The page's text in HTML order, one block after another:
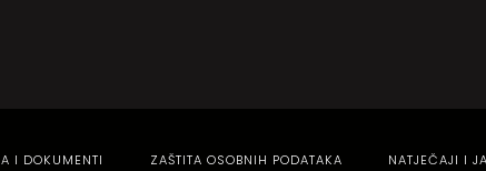
I DOKUMENTI ZAŠTITA OSOBNIH PODATAKA NATJEČAJI I